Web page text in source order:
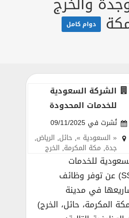
دوام كامل
الشركة السعودية
للخدمات المحدودة
نُشرت في 09/11/2025
« السعودية »,حائل, الرياض,
جدة, مكة المكرمة, الخرج
للخدمات
المحدودة (SSCL) عن توفر وظائف
في مدينة
المكرمة، حائل، الخرج)